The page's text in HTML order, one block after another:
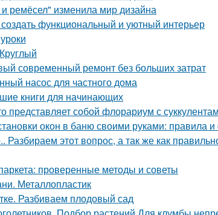
и ремёсел" изменила мир дизайна
функциональный и уютный интерьер
современный ремонт без больших затрат
насос для частного дома
книги для начинающих
представляет собой флорариум с
окон в баню своими руками: правила и
этот вопрос, а так же как
проверенные методы и советы
Металлопластик
Разбиваем плодовый сад